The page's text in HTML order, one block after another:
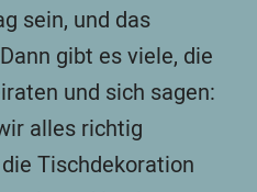
sein, und das
gibt es viele, die
und sich sagen:
alles richtig
Tischdekoration